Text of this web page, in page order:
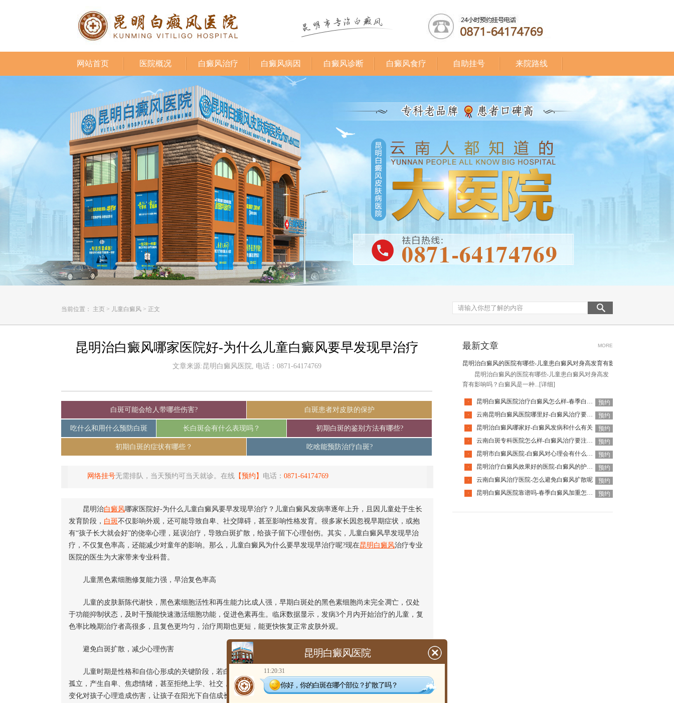
网站首页 医院概况 白癜风治疗 白癜风病因 白癜风诊断 白癜风食疗 自助挂号 来院路线
当前位置： 主页 > 儿童白癜风 > 正文
昆明治白癜风哪家医院好-为什么儿童白癜风要早发现早治疗
文章来源:昆明白癜风医院, 电话：0871-64174769
白斑可能会给人带哪些伤害? 白斑患者对皮肤的保护
吃什么和用什么预防白斑 长白斑会有什么表现吗？ 初期白斑的鉴别方法有哪些?
初期白斑的症状有哪些？ 吃啥能预防治疗白斑?
网络挂号无需排队，当天预约可当天就诊。在线 【预约】 电话： 0871-64174769
昆明治白癜风哪家医院好-为什么儿童白癜风要早发现早治疗？儿童白癜风发病率逐年上升，且因儿童处于生长
发育阶段， 白斑不仅影响外观，还可能导致自卑、社交障碍，甚至影响性格发育。很多家长因忽视早期症状，或抱
有“孩子长大就会好”的侥幸心理，延误治疗，导致白斑扩散，给孩子留下心理创伤。其实，儿童白癜风早发现早治
疗，不仅复色率高，还能减少对童年的影响。那么，儿童白癜风为什么要早发现早治疗呢?现在昆明白癜风治疗专业
医院的医生为大家带来专业科普。
儿童黑色素细胞修复能力强，早治复色率高
儿童的皮肤新陈代谢快，黑色素细胞活性和再生能力比成人强，早期白斑处的黑色素细胞尚未完全凋亡，仅处
于功能抑制状态，及时干预能快速激活细胞功能，促进色素再生。临床数据显示，发病3个月内开始治疗的儿童，复
色率比晚期治疗者高很多，且复色更均匀，治疗周期也更短，能更快恢复正常皮肤外观。
避免白斑扩散，减少心理伤害
儿童时期是性格和自信心形成的关键阶段，若白斑扩散至面部、颈部等暴露部位，孩子可能会受到同学嘲笑、
孤立，产生自卑、焦虑情绪，甚至拒绝上学、社交，留下心理阴影。早发现早治疗能有效控制白斑扩散，避免外观
变化对孩子心理造成伤害，让孩子在阳光下自信成长，不被白斑“毁掉”童年。
最新文章 MORE
昆明治白癜风的医院有哪些-儿童患白癜风对身高发育有影响吗
昆明治白癜风的医院有哪些-儿童患白癜风对身高发
育有影响吗？白癜风是一种... [详细]
· 昆明白癜风医院治疗白癜风怎么样-春季白癜风复发有哪些征兆
预约
·
云南昆明白癜风医院哪里好-白癜风治疗要远离什么误区
预约
·
昆明治白癜风哪家好-白癜风发病和什么有关
预约
·
云南白斑专科医院怎么样-白癜风治疗要注意哪些
预约
·
昆明市白癜风医院-白癜风对心理会有什么影响呢
预约
·
昆明治疗白癜风效果好的医院-白癜风的护理怎么做更好
预约
·
云南白癜风治疗医院-怎么避免白癜风扩散呢
预约
·
昆明白癜风医院靠谱吗-春季白癜风加重怎样应对 预约
昆明白癜风医院
11:20:31
你好，你的白斑在哪个部位？扩散了吗？